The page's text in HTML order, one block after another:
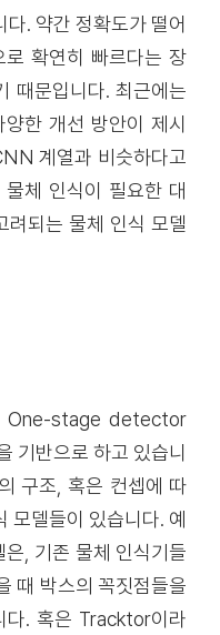
. 약간 정확도가 떨어
확연히 빠르다는 장
때문입니다. 최근에는
한 개선 방안이 제시
계열과 비슷하다고
체 인식이 필요한 대
려되는 물체 인식 모델
One-stage detector
반으로 하고 있습니
구조, 혹은 컨셉에 따
모델들이 있습니다. 예
, 기존 물체 인식기들
때 박스의 꼭짓점들을
다. 혹은 Tracktor이라